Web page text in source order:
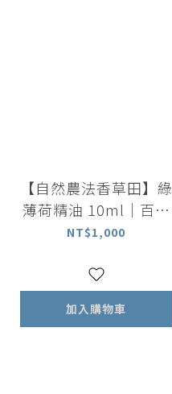
【自然農法香草田】綠
薄荷精油 10ml｜百分
百植物萃取精油
NT$1,000
加入購物車